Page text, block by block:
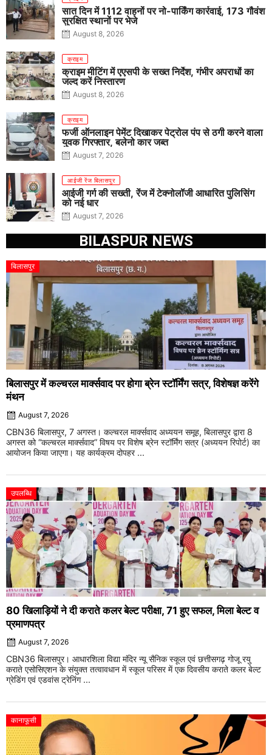
सात दिन में 1112 वाहनों पर नो-पार्किंग कार्रवाई, 173 गौवंश
सुरक्षित स्थानों पर भेजे
August 8, 2026
क्राइम
क्राइम मीटिंग में एएसपी के सख्त निर्देश, गंभीर अपराधों का
जल्द करें निस्तारण
August 8, 2026
क्राइम
फर्जी ऑनलाइन पेमेंट दिखाकर पेट्रोल पंप से ठगी करने वाला
युवक गिरफ्तार, बलेनो कार जब्त
August 7, 2026
आईजी रेंज बिलासपुर
आईजी गर्ग की सख्ती, रेंज में टेक्नोलॉजी आधारित पुलिसिंग
को नई धार
August 7, 2026
BILASPUR NEWS
बिलासपुर
बिलासपुर में कल्चरल मार्क्सवाद पर होगा ब्रेन स्टॉर्मिंग सत्र, विशेषज्ञ करेंगे
मंथन
August 7, 2026
CBN36 बिलासपुर, 7 अगस्त। कल्चरल मार्क्सवाद अध्ययन समूह, बिलासपुर द्वारा 8
अगस्त को “कल्चरल मार्क्सवाद” विषय पर विशेष ब्रेन स्टॉर्मिंग सत्र (अध्ययन रिपोर्ट) का
आयोजन किया जाएगा। यह कार्यक्रम दोपहर ...
उपलब्धि
80 खिलाड़ियों ने दी कराते कलर बेल्ट परीक्षा, 71 हुए सफल, मिला बेल्ट व
प्रमाणपत्र
August 7, 2026
CBN36 बिलासपुर। आधारशिला विद्या मंदिर न्यू सैनिक स्कूल एवं छत्तीसगढ़ गोजू रयु
कराते एसोसिएशन के संयुक्त तत्वावधान में स्कूल परिसर में एक दिवसीय कराते कलर बेल्ट
ग्रेडिंग एवं एडवांस ट्रेनिंग ...
कानाफूसी